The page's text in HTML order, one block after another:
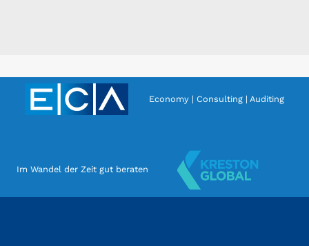
Economy | Consulting | Auditing
Im Wandel der Zeit gut beraten